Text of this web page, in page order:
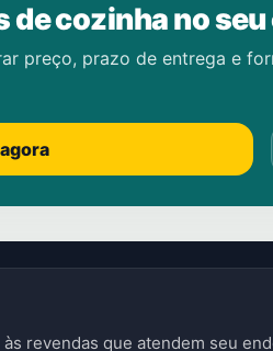
de cozinha no
preço, prazo de entrega e
revendas que atendem seu